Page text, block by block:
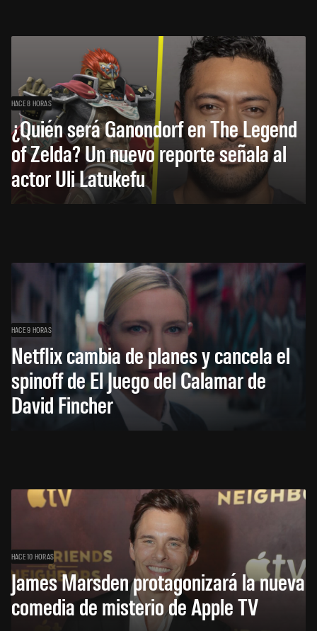
HACE 8 HORAS
¿Quién será Ganondorf en The Legend
of Zelda? Un nuevo reporte señala al
actor Uli Latukefu
HACE 9 HORAS
Netflix cambia de planes y cancela el
spinoff de El Juego del Calamar de
David Fincher
HACE 10 HORAS
James Marsden protagonizará la nueva
comedia de misterio de Apple TV